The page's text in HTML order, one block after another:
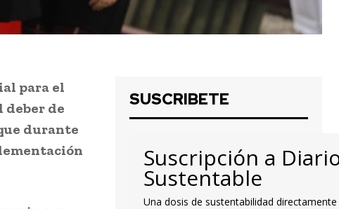
para el
deber de
durante
SUSCRIBETE
Suscripción a
Sustentable
Una dosis de sustentabilidad